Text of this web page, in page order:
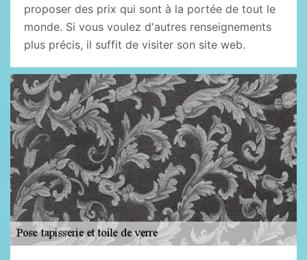
proposer des prix qui sont à la portée de tout le
monde. Si vous voulez d'autres renseignements
plus précis, il suffit de visiter son site web.